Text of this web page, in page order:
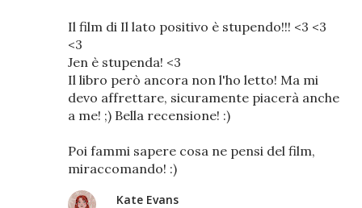
Il film di Il lato positivo è stupendo!!! <3 <3
<3
Jen è stupenda! <3
Il libro però ancora non l'ho letto! Ma mi
devo affrettare, sicuramente piacerà anche
a me! ;) Bella recensione! :)
Poi fammi sapere cosa ne pensi del film,
miraccomando! :)
Kate Evans